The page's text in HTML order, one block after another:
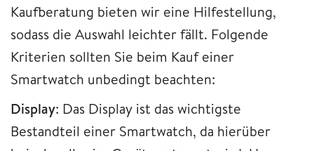
Kaufberatung bieten wir eine Hilfestellung,
sodass die Auswahl leichter fällt. Folgende
Kriterien sollten Sie beim Kauf einer
Smartwatch unbedingt beachten:
Display: Das Display ist das wichtigste
Bestandteil einer Smartwatch, da hierüber